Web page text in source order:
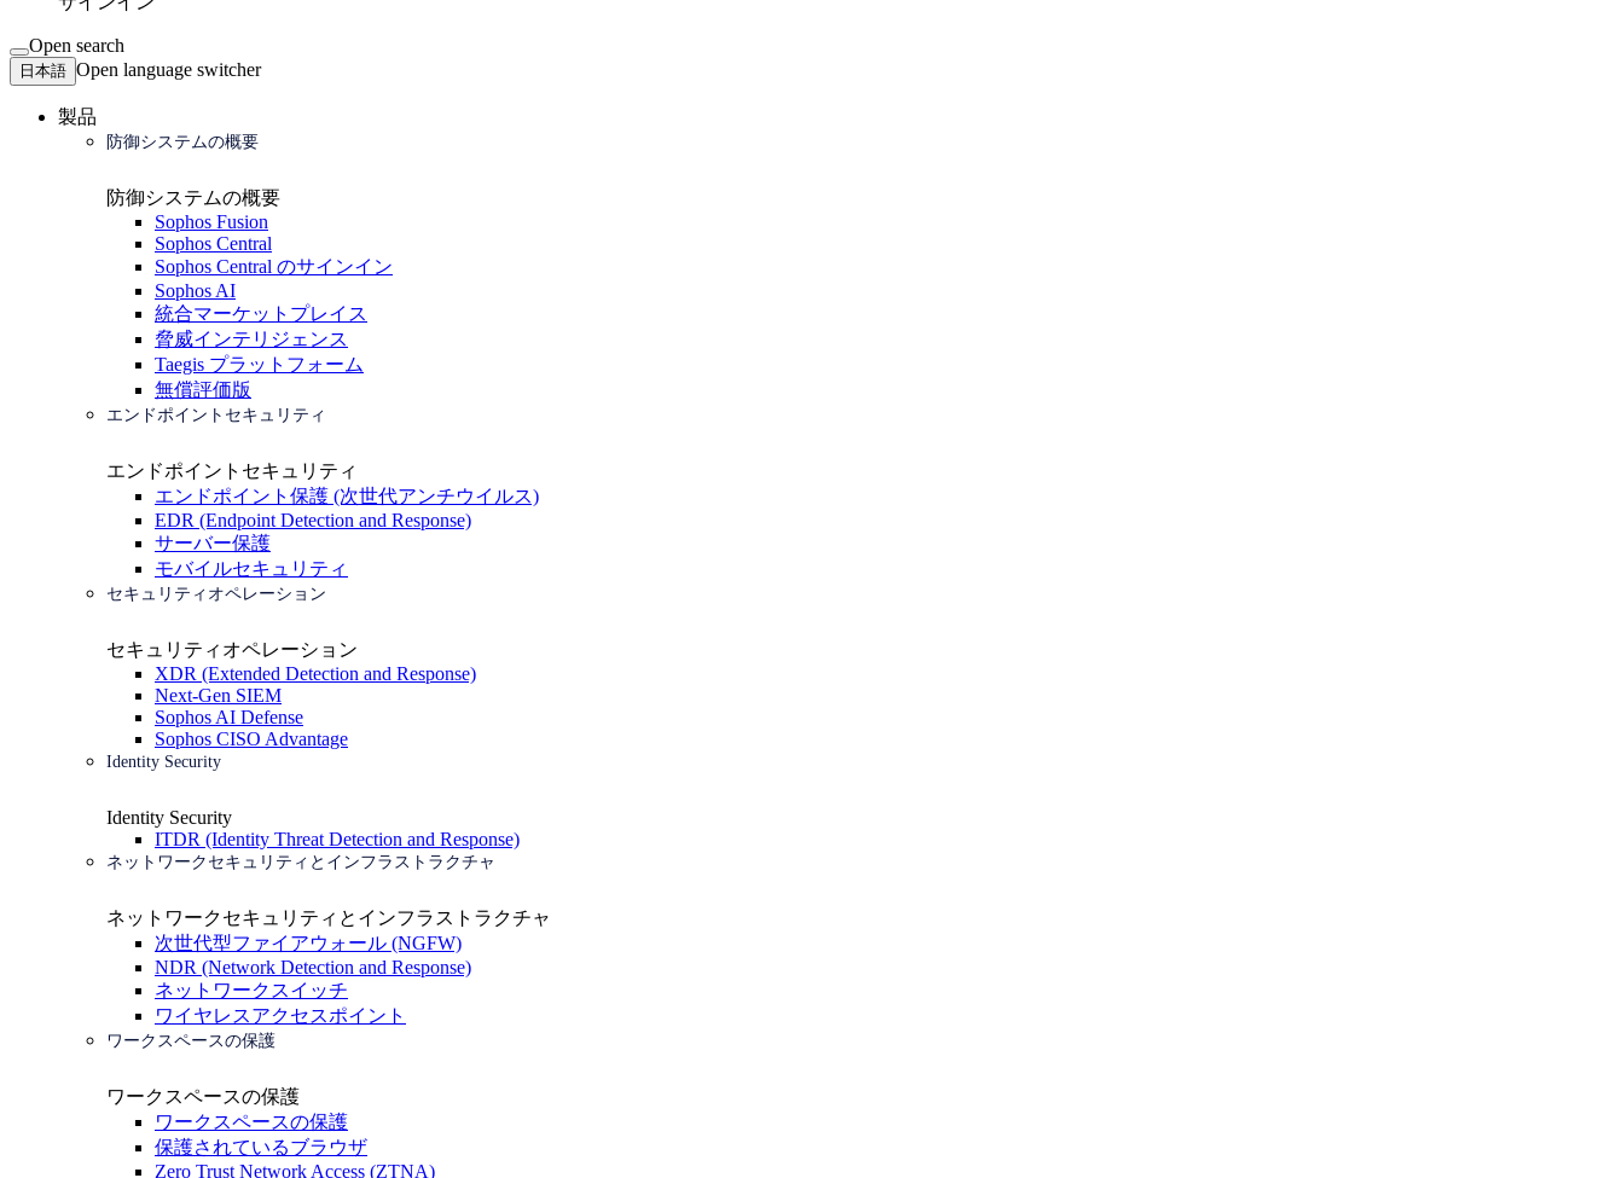
Open search
日本語 Open language switcher
製品
防御システムの概要
防御システムの概要
Sophos Fusion
Sophos Central
Sophos Central のサインイン
Sophos AI
統合マーケットプレイス
脅威インテリジェンス
Taegis プラットフォーム
無償評価版
エンドポイントセキュリティ
エンドポイントセキュリティ
エンドポイント保護 (次世代アンチウイルス)
EDR (Endpoint Detection and Response)
サーバー保護
モバイルセキュリティ
セキュリティオペレーション
セキュリティオペレーション
XDR (Extended Detection and Response)
Next-Gen SIEM
Sophos AI Defense
Sophos CISO Advantage
Identity Security
Identity Security
ITDR (Identity Threat Detection and Response)
ネットワークセキュリティとインフラストラクチャ
ネットワークセキュリティとインフラストラクチャ
次世代型ファイアウォール (NGFW)
NDR (Network Detection and Response)
ネットワークスイッチ
ワイヤレスアクセスポイント
ワークスペースの保護
ワークスペースの保護
ワークスペースの保護
保護されているブラウザ
Zero Trust Network Access (ZTNA)